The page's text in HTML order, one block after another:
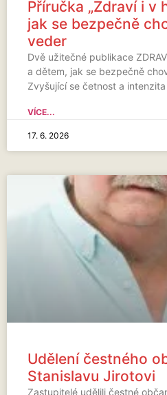
Příručka „Zdraví i v
jak se bezpečně
veder
Dvě užitečné publikace
a dětem, jak se bezpečně
Zvyšující se četnost a
VÍCE...
17. 6. 2026
Udělení čestného
Stanislavu Jirotovi
Zastupitelé udělili čestné